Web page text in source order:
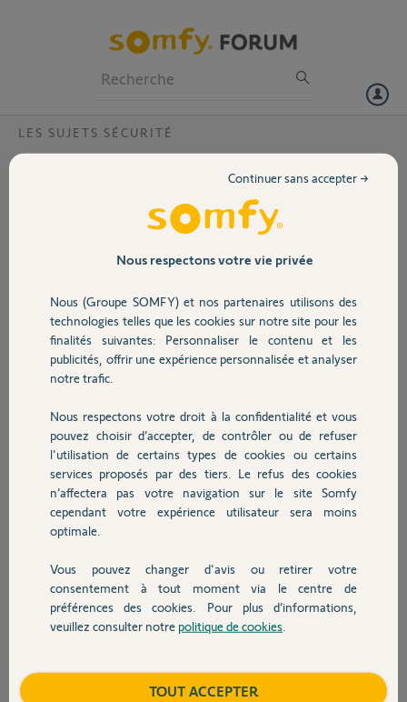
Volet
Sécurité
Domotique
Chauffage
Autres produits
Devis avec un pro
Contact
LES SUJETS SÉCURITÉ
abonnement internet pré-requis
Mon abonnement internet ne comporte pas de forfait mobile car
mon travail me le fournit et que j'en avais pas le besoin. Je ne dispose
que d'une ligne fixe et d'une connexion internet. Cela peut-il suffire
pour activer et gérer l'alarme de ma maison, notamment avec mon
changer mon abonnement ? Cordialement
Merci,
eric V.
Participer au fil de discussion
Réponses
Pour les Systèmes Home Alarm vous avez besoin d'une ligne internet
dans la lieu ou vous installez le système
En local vous pourrez tout faire via le wifi.
n'aurez aucun message du système.
Nous respectons votre vie privée
Nous (Groupe SOMFY) et nos partenaires utilisons des
technologies telles que les cookies sur notre site pour les
finalités suivantes: Personnaliser le contenu et les
publicités, offrir une expérience personnalisée et analyser
notre trafic.
Nous respectons votre droit à la confidentialité et vous
pouvez choisir d’accepter, de contrôler ou de refuser
l'utilisation de certains types de cookies ou certains
services proposés par des tiers. Le refus des cookies
n’affectera pas votre navigation sur le site Somfy
cependant votre expérience utilisateur sera moins
optimale.
Vous pouvez changer d'avis ou retirer votre
consentement à tout moment via le centre de
préférences des cookies. Pour plus d’informations,
veuillez consulter notre politique de cookies
Continuer sans accepter →
TOUT ACCEPTER